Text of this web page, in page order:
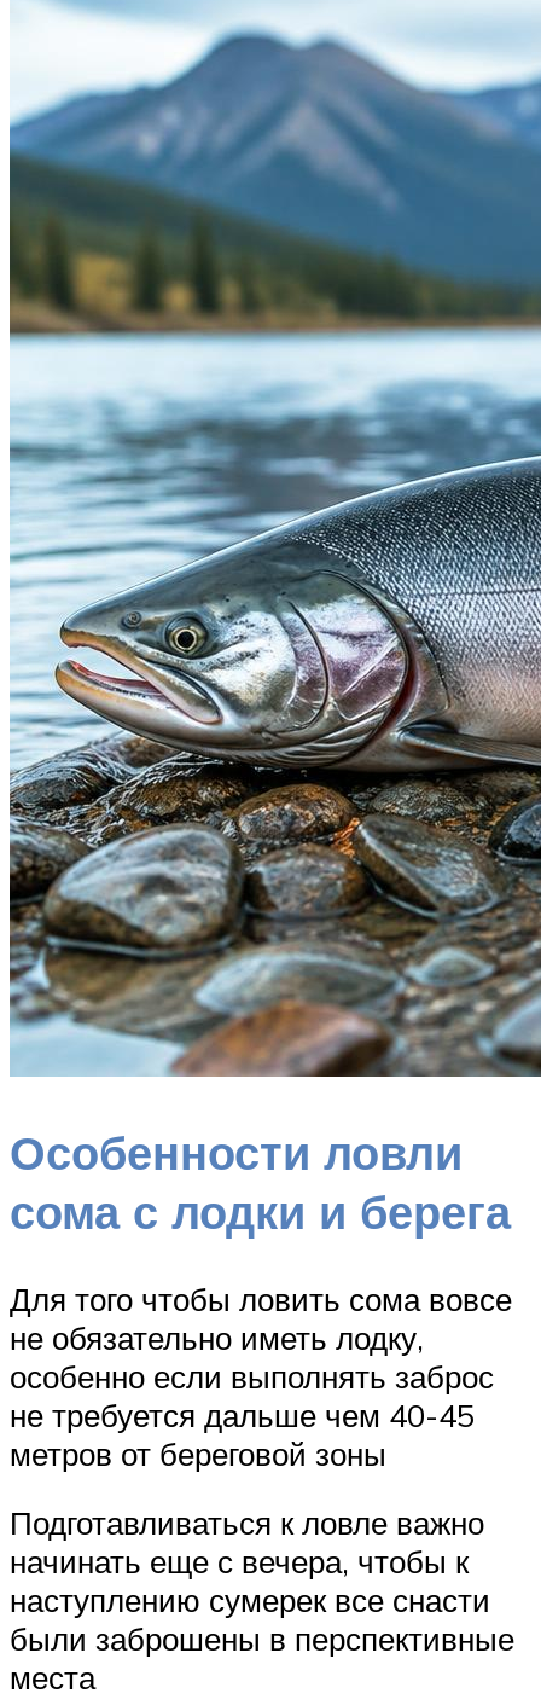
Особенности ловли
сома с лодки и берега
Для того чтобы ловить сома вовсе
не обязательно иметь лодку,
особенно если выполнять заброс
не требуется дальше чем 40-45
метров от береговой зоны
Подготавливаться к ловле важно
начинать еще с вечера, чтобы к
наступлению сумерек все снасти
были заброшены в перспективные
места